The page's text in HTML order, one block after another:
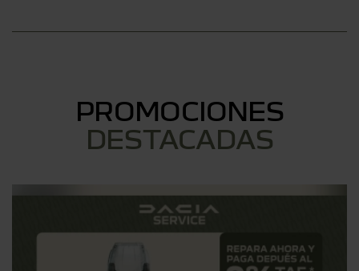
PROMOCIONES
DESTACADAS